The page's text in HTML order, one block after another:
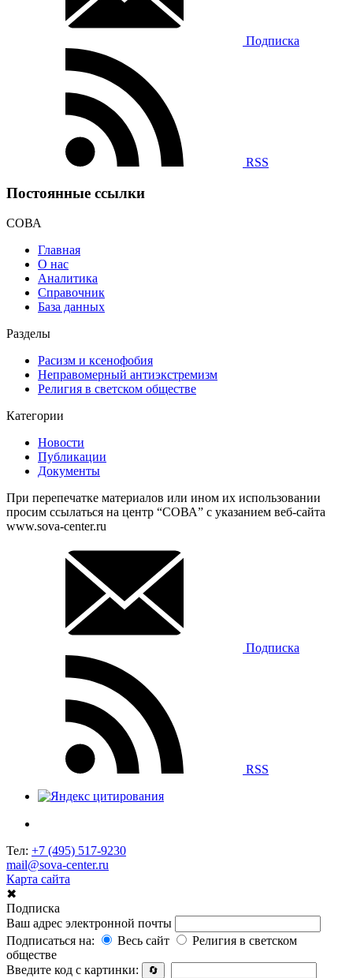
Подписка
RSS
Постоянные ссылки
СОВА
Главная
О нас
Аналитика
Справочник
База данных
Разделы
Расизм и ксенофобия
Неправомерный антиэкстремизм
Религия в светском обществе
Категории
Новости
Публикации
Документы
При перепечатке материалов или ином их использовании
просим ссылаться на центр “СОВА” с указанием веб-сайта
www.sova-center.ru
Подписка
RSS
Тел: +7 (495) 517-9230
mail@sova-center.ru
Карта сайта
✖
Подписка
Ваш адрес электронной почты
Подписаться на:
Весь сайт
Религия в светском
обществе
Введите код с картинки:
🔄